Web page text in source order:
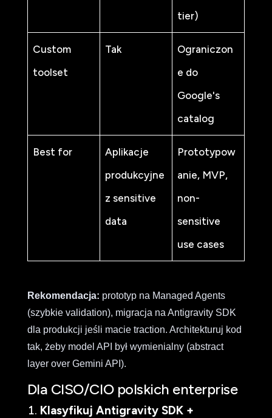
tier)
Custom
toolset
Tak
Ograniczon
e do
Google's
catalog
Best for
Aplikacje
produkcyjne
z sensitive
data
Prototypow
anie, MVP,
non-
sensitive
use cases
Rekomendacja: prototyp na Managed Agents
(szybkie validation), migracja na Antigravity SDK
dla produkcji jeśli macie traction. Architekturuj kod
tak, żeby model API był wymienialny (abstract
layer over Gemini API).
Dla CISO/CIO polskich enterprise
Klasyfikuj Antigravity SDK +